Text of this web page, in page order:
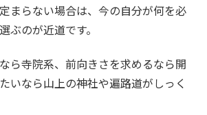
まらない場合は、今の自分が何を必
ぶのが近道です。
ら寺院系、前向きさを求めるなら開
いなら山上の神社や遍路道がしっく